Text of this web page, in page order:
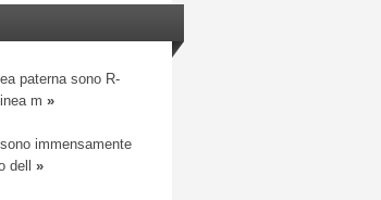
paterna sono R-
m »
immensamente
dell »